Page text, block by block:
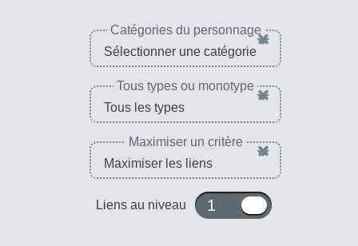
Catégories du personnage×
Tous types ou monotype ×
Maximiser un critère ×
Liens au niveau 1 ou 10